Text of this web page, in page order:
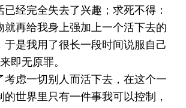
经完全失去了兴趣；求死不得：
就再给我身上强加上一个活下去的
于是我用了很长一段时间说服自己
即无原罪。
考虑一切别人而活下去，在这个一
世界里只有一件事我可以控制，